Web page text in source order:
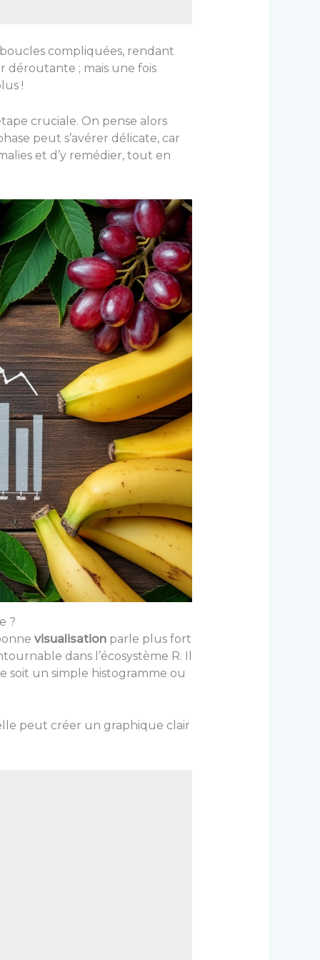
compliquées, rendant
déroutante ; mais une fois
!
cruciale. On pense alors
peut s’avérer délicate, car
et d’y remédier, tout en
?
visualisationparle plus fort
dans l’écosystème R. Il
soit un simple histogramme ou
peut créer un graphique clair